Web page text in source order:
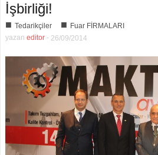
İşbirliği!
■ Tedarikçiler ■ Fuar FİRMALARI
yazan editor - 26/09/2014